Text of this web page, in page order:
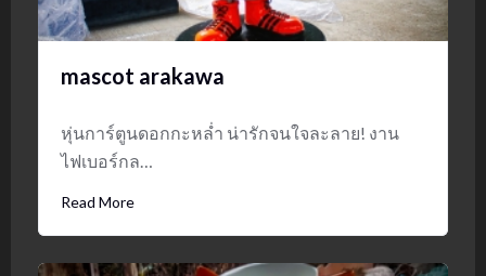
mascot arakawa
หุ่นการ์ตูนดอกกะหล่ำ น่ารักจนใจละลาย! งาน
ไฟเบอร์กล…
Read More